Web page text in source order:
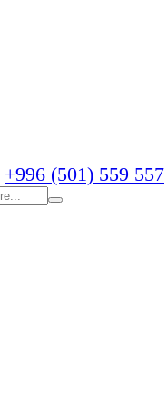
+996 (501) 559 557